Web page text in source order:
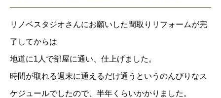
リノベスタジオさんにお願いした間取りリフォームが完
了してからは
地道に1人で部屋に通い、仕上げました。
時間が取れる週末に通えるだけ通うというのんびりなス
ケジュールでしたので、半年くらいかかりました。